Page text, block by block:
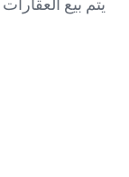
يتم بيع